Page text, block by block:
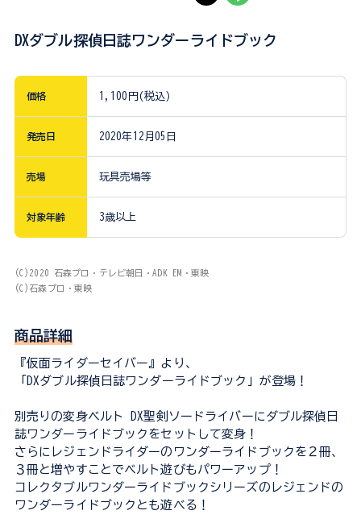
DXダブル探偵日誌ワンダーライドブック
価格 1,100円(税込)
発売日 2020年12月05日
売場 玩具売場等
対象年齢 3歳以上
(C)2020 石森プロ・テレビ朝日・ADK EM・東映
(C)石森プロ・東映
商品詳細
『仮面ライダーセイバー』より、
「DXダブル探偵日誌ワンダーライドブック」が登場！
別売りの変身ベルト DX聖剣ソードライバーにダブル探偵日
誌ワンダーライドブックをセットして変身！
さらにレジェンドライダーのワンダーライドブックを２冊、
３冊と増やすことでベルト遊びもパワーアップ！
コレクタブルワンダーライドブックシリーズのレジェンドの
ワンダーライドブックとも遊べる！